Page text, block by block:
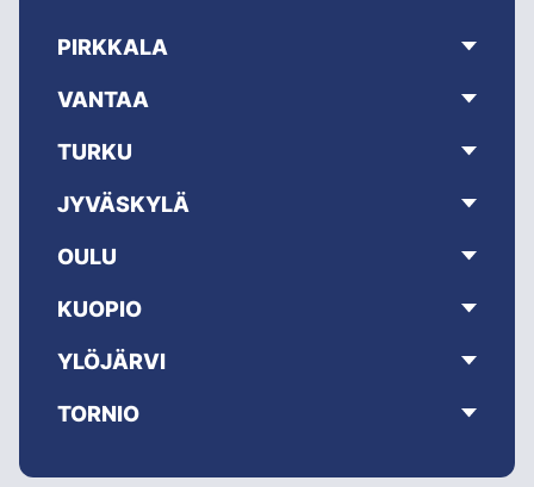
PIRKKALA
VANTAA
TURKU
JYVÄSKYLÄ
OULU
KUOPIO
YLÖJÄRVI
TORNIO